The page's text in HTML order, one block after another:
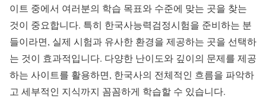
이트 중에서 여러분의 학습 목표와 수준에 맞는 곳을 찾는
것이 중요합니다. 특히 한국사능력검정시험을 준비하는 분
들이라면, 실제 시험과 유사한 환경을 제공하는 곳을 선택하
는 것이 효과적입니다. 다양한 난이도와 깊이의 문제를 제공
하는 사이트를 활용하면, 한국사의 전체적인 흐름을 파악하
고 세부적인 지식까지 꼼꼼하게 학습할 수 있습니다.